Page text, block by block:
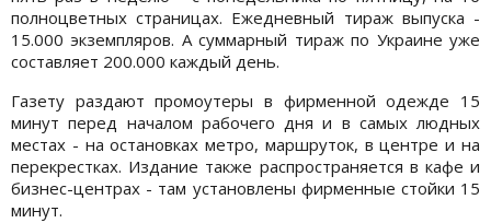
полноцветных страницах. Ежедневный тираж выпуска -
15.000 экземпляров. А суммарный тираж по Украине уже
составляет 200.000 каждый день.
Газету раздают промоутеры в фирменной одежде 15
минут перед началом рабочего дня и в самых людных
местах - на остановках метро, маршруток, в центре и на
перекрестках. Издание также распространяется в кафе и
бизнес-центрах - там установлены фирменные стойки 15
минут.